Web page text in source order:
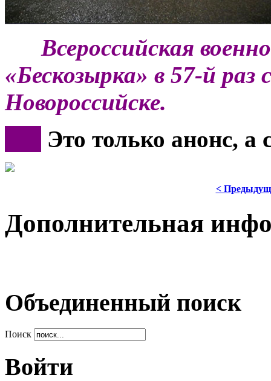
Всероссийская
«Бескозырка» в 57-й раз
Новороссийске.
Это только анонс,
<
Дополнительная
Объединенный поиск
Поиск
Войти